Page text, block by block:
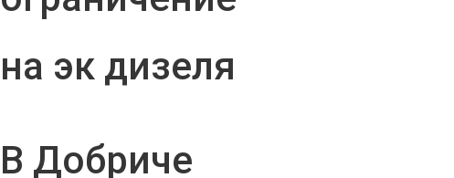
на эк дизеля
В Добриче